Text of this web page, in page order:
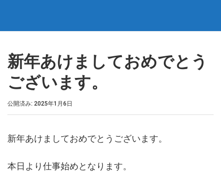
新年あけましておめでとう
ございます。
公開済み: 2025年1月6日
新年あけましておめでとうございます。
本日より仕事始めとなります。